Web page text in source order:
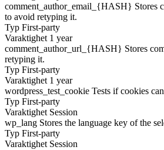
comment_author_email_{HASH} Stores
to avoid retyping it.
Typ First-party
Varaktighet 1 year
comment_author_url_{HASH} Stores
retyping it.
Typ First-party
Varaktighet 1 year
wordpress_test_cookie Tests if cookies
Typ First-party
Varaktighet Session
wp_lang Stores the language key of the
Typ First-party
Varaktighet Session